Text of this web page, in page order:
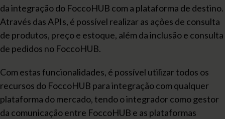
da integração do FoccoHUB com a plataforma de destino.
Através das APIs, é possível realizar as ações de consulta
de produtos, preço e estoque, além da inclusão e consulta
de pedidos no FoccoHUB.
Com estas funcionalidades, é possível utilizar todos os
recursos do FoccoHUB para integração com qualquer
plataforma do mercado, tendo o integrador como gestor
da comunicação entre FoccoHUB e as plataformas